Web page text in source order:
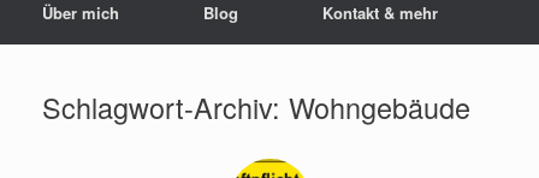
Über mich Blog Kontakt & mehr
Schlagwort-Archiv: Wohngebäude